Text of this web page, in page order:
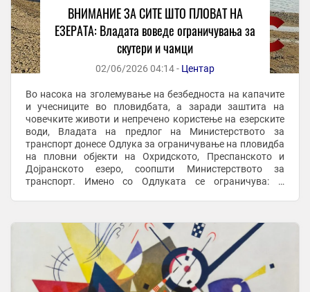
ВНИМАНИЕ ЗА СИТЕ ШТО ПЛОВАТ НА
ЕЗЕРАТА: Владата воведе ограничувања за
скутери и чамци
02/06/2026 04:14 - Центар
Во насока на зголемување на безбедноста на капачите
и учесниците во пловидбата, а заради заштита на
човечките животи и непречено користење на езерските
води, Владата на предлог на Министерството за
транспорт донесе Одлука за ограничување на пловидба
на пловни објекти на Охридското, Преспанското и
Дојранското езеро, соопшти Министерството за
транспорт. Имено со Одлуката се ограничува: –